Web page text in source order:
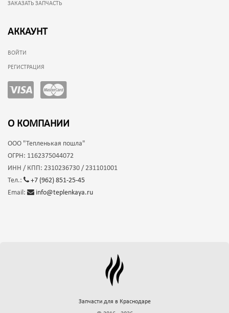
ЗАКАЗАТЬ ЗАПЧАСТЬ
АККАУНТ
ВОЙТИ
РЕГИСТРАЦИЯ
О КОМПАНИИ
ООО "Тепленькая пошла"
ОГРН: 1162375044072
ИНН / КПП: 2310236730 / 231101001
Тел.:
+7 (962) 851-25-45
Email:
info@teplenkaya.ru
Запчасти для в Краснодаре